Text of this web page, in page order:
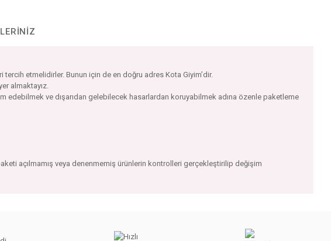
etmelidirler. Bunun için de en doğru adres Kota Giyim’dir.
almaktayız.
ve dışarıdan gelebilecek hasarlardan koruyabilmek adına özenle paketleme
açılmamış veya denenmemiş ürünlerin kontrolleri gerçekleştirilip değişim